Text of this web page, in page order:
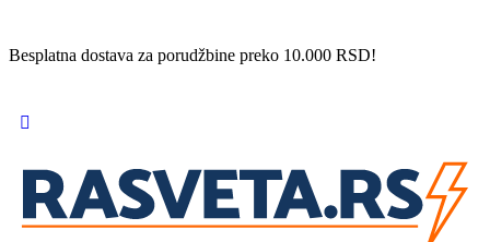
Besplatna dostava za porudžbine preko 10.000 RSD!